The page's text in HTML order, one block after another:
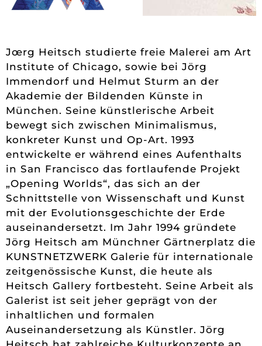
Jœrg Heitsch studierte freie Malerei am Art
Institute of Chicago, sowie bei Jörg
Immendorf und Helmut Sturm an der
Akademie der Bildenden Künste in
München. Seine künstlerische Arbeit
bewegt sich zwischen Minimalismus,
konkreter Kunst und Op-Art. 1993
entwickelte er während eines Aufenthalts
in San Francisco das fortlaufende Projekt
„Opening Worlds“, das sich an der
Schnittstelle von Wissenschaft und Kunst
mit der Evolutionsgeschichte der Erde
auseinandersetzt. Im Jahr 1994 gründete
Jörg Heitsch am Münchner Gärtnerplatz die
KUNSTNETZWERK Galerie für internationale
zeitgenössische Kunst, die heute als
Heitsch Gallery fortbesteht. Seine Arbeit als
Galerist ist seit jeher geprägt von der
inhaltlichen und formalen
Auseinandersetzung als Künstler. Jörg